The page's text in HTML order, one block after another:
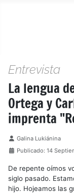
Entrevista
La lengua
Ortega y
imprenta
Detalles
Galina Lukiánina
Publicado: 14
De repente oímos
siglo pasado.
hijo. Hojeamos las